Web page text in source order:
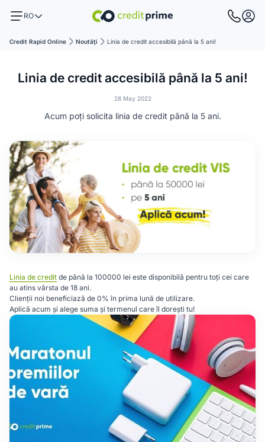
RO
Credit Rapid Online Noutăţi Linia de credit accesibilă până la 5 ani!
Linia de credit accesibilă până la 5 ani!
28 May 2022
Acum poți solicita linia de credit până la 5 ani.
Linia de credit de până la 100000 lei este disponibilă pentru toți cei care
au atins vârsta de 18 ani.
Clienții noi beneficiază de 0% în prima lună de utilizare.
Aplică acum și alege suma și termenul care îl dorești tu!